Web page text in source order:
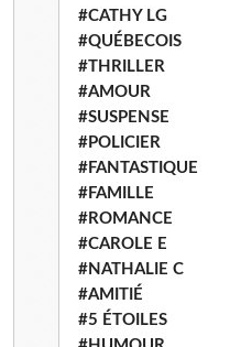
#CATHY LG
#QUÉBECOIS
#THRILLER
#AMOUR
#SUSPENSE
#POLICIER
#FANTASTIQUE
#FAMILLE
#ROMANCE
#CAROLE E
#NATHALIE C
#AMITIÉ
#5 ÉTOILES